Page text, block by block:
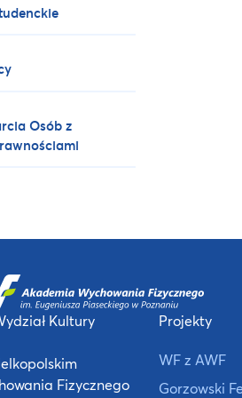
Osób z
Kultury
Fizycznego
Projekty
WF z AWF
Gorzowski